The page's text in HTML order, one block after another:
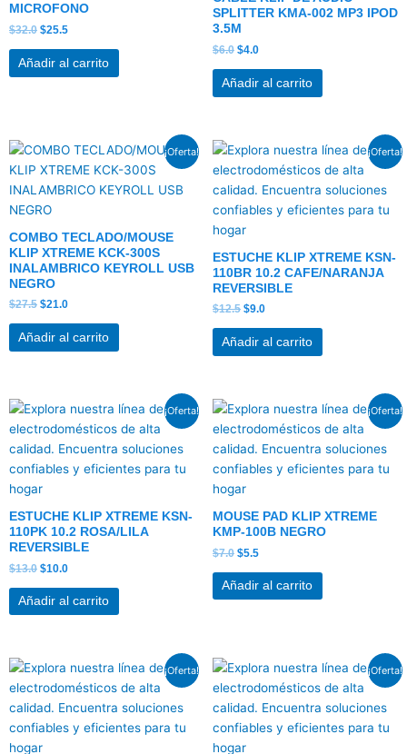
MICROFONO
$32.0 $25.5
Añadir al carrito
SPLITTER KMA-002 MP3 IPOD
3.5M
$6.0 $4.0
Añadir al carrito
¡Oferta!
COMBO TECLADO/MOUSE
KLIP XTREME KCK-300S
INALAMBRICO KEYROLL USB
NEGRO
$27.5
El
original
era:
$27.5.
$21.0
El
actual
es:
Añadir al carrito
¡Oferta!
ESTUCHE KLIP XTREME KSN-
110BR 10.2 CAFE/NARANJA
REVERSIBLE
$12.5
El
precio
original
era:
$12.5.
$9.0
El
actual
es:
Añadir al carrito
¡Oferta!
ESTUCHE KLIP XTREME KSN-
110PK 10.2 ROSA/LILA
REVERSIBLE
$13.0
El
precio
original
era:
$13.0.
$10.0
El
actual
es:
$10.0.
Añadir al carrito
¡Oferta!
MOUSE PAD KLIP XTREME
KMP-100B NEGRO
$7.0
El
precio
original
era:
$7.0.
$5.5
El
actual
es:
$5.5.
Añadir al carrito
¡Oferta!
El
precio
original
era:
$13.5.
El
actual
es:
$10.5.
¡Oferta!
El
precio
original
era:
$19.5.
El
actual
es:
$17.0.